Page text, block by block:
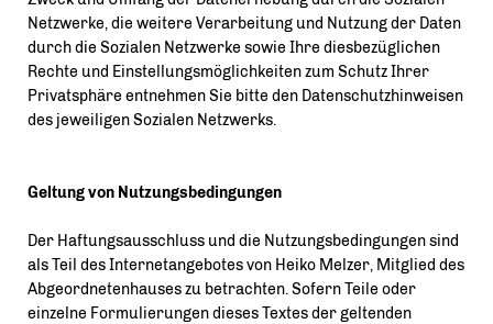
Netzwerke, die weitere Verarbeitung und Nutzung der Daten
durch die Sozialen Netzwerke sowie Ihre diesbezüglichen
Rechte und Einstellungsmöglichkeiten zum Schutz Ihrer
Privatsphäre entnehmen Sie bitte den Datenschutzhinweisen
des jeweiligen Sozialen Netzwerks.
Geltung von Nutzungsbedingungen
Der Haftungsausschluss und die Nutzungsbedingungen sind
als Teil des Internetangebotes von Heiko Melzer, Mitglied des
Abgeordnetenhauses zu betrachten. Sofern Teile oder
einzelne Formulierungen dieses Textes der geltenden